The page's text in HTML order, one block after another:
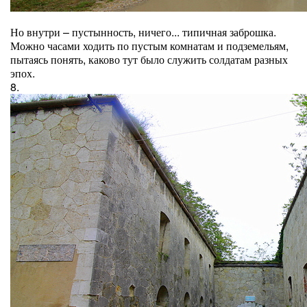
Но внутри – пустынность, ничего... типичная заброшка.
Можно часами ходить по пустым комнатам и подземельям,
пытаясь понять, каково тут было служить солдатам разных
эпох.
8.